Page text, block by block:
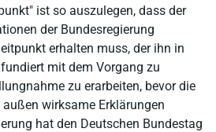
ist so auszulegen, dass der
der Bundesregierung
erhalten muss, der ihn in
mit dem Vorgang zu
zu erarbeiten, bevor die
wirksame Erklärungen
hat den Deutschen Bundestag